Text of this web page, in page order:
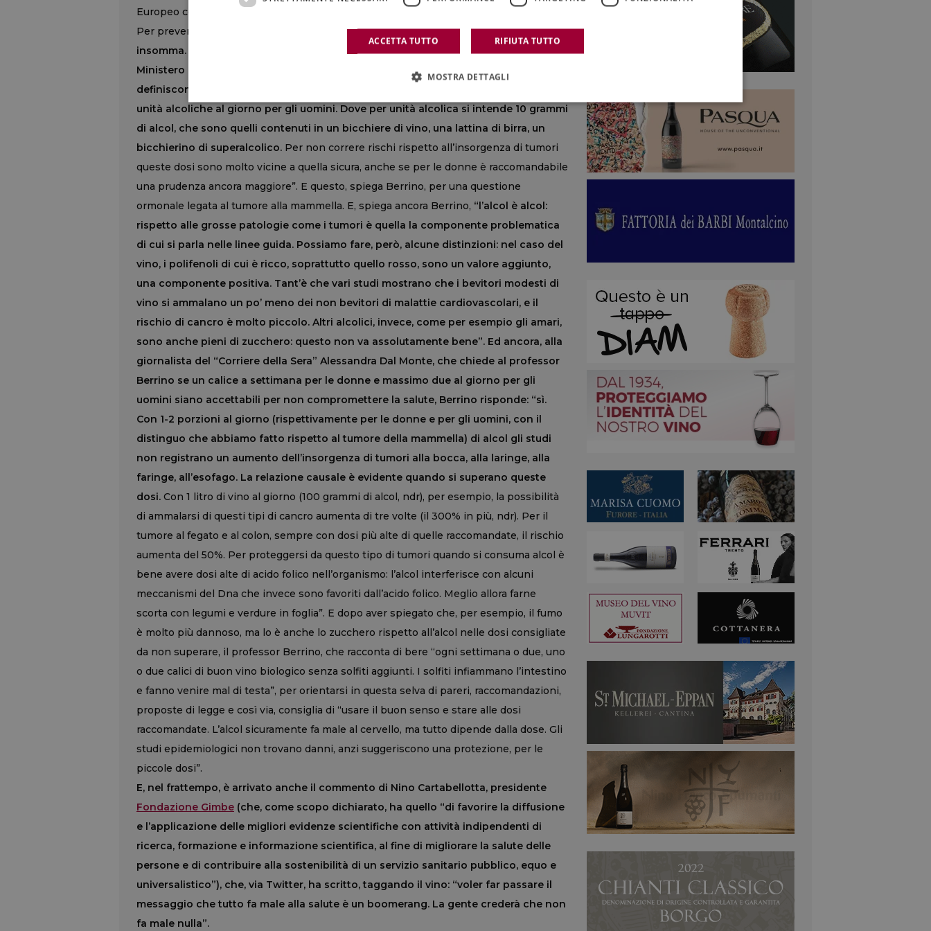
Europeo contro il Cancro recita: “Se bevi alcolici di qualsiasi tipo, limitane il consumo.
Per prevenire il cancro è meglio evitare di bere alcolici”.Zero è la dose più sicura,
insomma. Per definire i limiti di consumo, si guarda alle linee guida nazionali: il
Ministero della Salute e molte altre raccomandazioni elaborate negli anni
definiscono a basso rischio il consumo di 1 unità alcolica al giorno per le donne, 2
unità alcoliche al giorno per gli uomini. Dove per unità alcolica si intende 10 grammi
di alcol, che sono quelli contenuti in un bicchiere di vino, una lattina di birra, un
bicchierino di superalcolico. Per non correre rischi rispetto all’insorgenza di tumori
queste dosi sono molto vicine a quella sicura, anche se per le donne è raccomandabile
una prudenza ancora maggiore”. E questo, spiega Berrino, per una questione
ormonale legata al tumore alla mammella. E, spiega ancora Berrino, “l’alcol è alcol:
rispetto alle grosse patologie come i tumori è quella la componente problematica
di cui si parla nelle linee guida. Possiamo fare, però, alcune distinzioni: nel caso del
vino, i polifenoli di cui è ricco, soprattutto quello rosso, sono un valore aggiunto,
una componente positiva. Tant’è che vari studi mostrano che i bevitori modesti di
vino si ammalano un po’ meno dei non bevitori di malattie cardiovascolari, e il
rischio di cancro è molto piccolo. Altri alcolici, invece, come per esempio gli amari,
sono anche pieni di zucchero: questo non va assolutamente bene”. Ed ancora, alla
giornalista del “Corriere della Sera” Alessandra Dal Monte, che chiede al professor
Berrino se un calice a settimana per le donne e massimo due al giorno per gli
uomini siano accettabili per non compromettere la salute, Berrino risponde: “sì.
Con 1-2 porzioni al giorno (rispettivamente per le donne e per gli uomini, con il
distinguo che abbiamo fatto rispetto al tumore della mammella) di alcol gli studi
non registrano un aumento dell’insorgenza di tumori alla bocca, alla laringe, alla
faringe, all’esofago. La relazione causale è evidente quando si superano queste
dosi. Con 1 litro di vino al giorno (100 grammi di alcol, ndr), per esempio, la possibilità
di ammalarsi di questi tipi di cancro aumenta di tre volte (il 300% in più, ndr). Per il
tumore al fegato e al colon, sempre con dosi più alte di quelle raccomandate, il rischio
aumenta del 50%. Per proteggersi da questo tipo di tumori quando si consuma alcol è
bene avere dosi alte di acido folico nell’organismo: l’alcol interferisce con alcuni
meccanismi del Dna che invece sono favoriti dall’acido folico. Meglio allora farne
scorta con legumi e verdure in foglia”. E dopo aver spiegato che, per esempio, il fumo
è molto più dannoso, ma lo è anche lo zucchero rispetto all’alcol nelle dosi consigliate
da non superare, il professor Berrino, che racconta di bere “ogni settimana o due, uno
o due calici di buon vino biologico senza solfiti aggiunti. I solfiti infiammano l’intestino
e fanno venire mal di testa”, per orientarsi in questa selva di pareri, raccomandazioni,
proposte di legge e così via, consiglia di “usare il buon senso e stare alle dosi
raccomandate. L’alcol sicuramente fa male al cervello, ma tutto dipende dalla dose. Gli
studi epidemiologici non trovano danni, anzi suggeriscono una protezione, per le
piccole dosi”.
E, nel frattempo, è arrivato anche il commento di Nino Cartabellotta, presidente
Fondazione Gimbe (che, come scopo dichiarato, ha quello “di favorire la diffusione
e l’applicazione delle migliori evidenze scientifiche con attività indipendenti di
ricerca, formazione e informazione scientifica, al fine di migliorare la salute delle
persone e di contribuire alla sostenibilità di un servizio sanitario pubblico, equo e
universalistico”), che, via Twitter, ha scritto, taggando il vino: “voler far passare il
messaggio che tutto fa male alla salute è un boomerang. La gente crederà che non
fa male nulla”.
ACCETTA TUTTO RIFIUTA TUTTO
MOSTRA DETTAGLI